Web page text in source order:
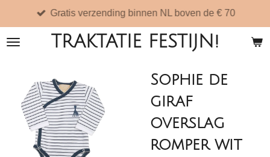
direct
naar
hoofdinhoud
TRAKTATIE FESTIJN!
Gratis verzending binnen NL boven de € 70
Sophie de
giraf
overslag
romper wit